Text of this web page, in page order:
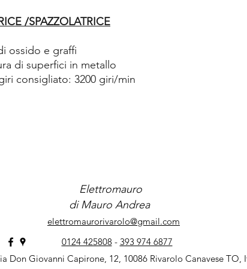
/SPAZZOLATRICE
ossido e graffi
di superfici in metallo
consigliato: 3200 giri/min
Elettromauro
di Mauro Andrea
elettromaurorivarolo@gmail.com
0124 425808- 393 974 6877
Don Giovanni Capirone, 12, 10086 Rivarolo Canavese TO,